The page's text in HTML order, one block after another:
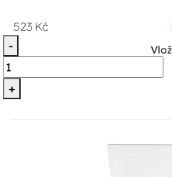
523 Kč
-
+